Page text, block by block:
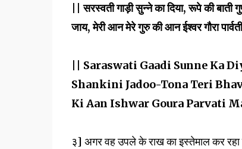
|| सरस्वती गाड़ी सुन्ने का दिया, रूपे की
जाय, मेरी आन मेरे गुरु की आन ईश्वर गौरा
|| Saraswati Gaadi Sunne Ka
Shankini Jadoo-Tona Teri
Ki Aan Ishwar Goura Parvati
३] अगर वह उपले के राख का इस्तेमाल कर